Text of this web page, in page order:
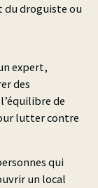
du droguiste ou
expert,
des
de
lutter contre
qui
un local